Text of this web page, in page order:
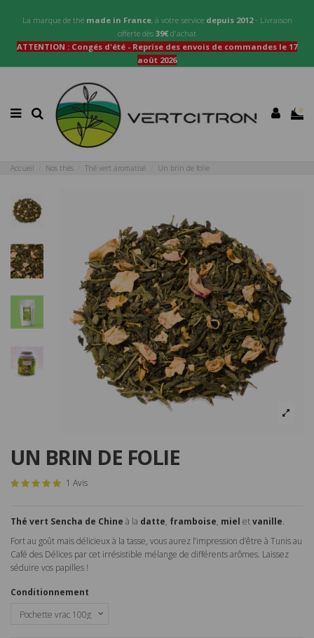
La marque de thé made in France, à votre service depuis 2012- Livraison
offerte dès 39€ d'achat
ATTENTION : Congés d'été - Reprise des envois de commandes le 17
août 2026
0
Accueil Nos thés Thé vert aromatisé Un brin de folie
UN BRIN DE FOLIE
1 Avis
Thé vert Sencha de Chine à la datte, framboise, miel etvanille.
Fort au goût mais délicieux à la tasse, vous aurez l’impression d’être à Tunis au
Café des Délices par cet irrésistible mélange de différents arômes. Laissez
séduire vos papilles !
Conditionnement